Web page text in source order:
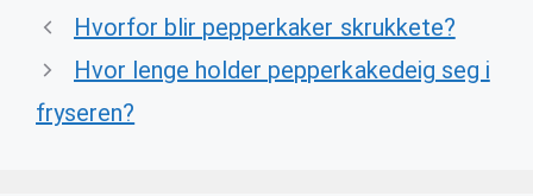
Hvorfor blir pepperkaker skrukkete?
Hvor lenge holder pepperkakedeig seg i
fryseren?